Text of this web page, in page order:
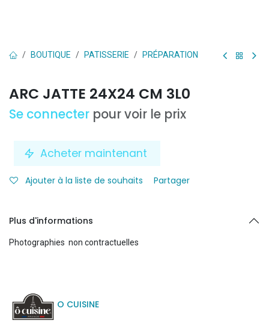
BOUTIQUE PATISSERIE PRÉPARATION
ARC JATTE 24X24 CM 3L0
Se connecter pour voir le prix
Acheter maintenant
Ajouter à la liste de souhaits Partager
Plus d'informations
Photographies non contractuelles
O CUISINE